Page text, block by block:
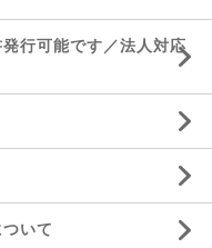
行可能です／法人対応
いて